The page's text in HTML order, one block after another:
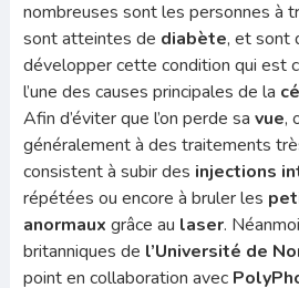
nombreuses sont les personnes à
sont atteintes de diabète, et sont
développer cette condition qui est
l’une des causes principales de la
Afin d’éviter que l’on perde sa vue,
généralement à des traitements
consistent à subir des injections
répétées ou encore à bruler les
anormaux grâce au laser.
britanniques de l’Université de
point en collaboration avec